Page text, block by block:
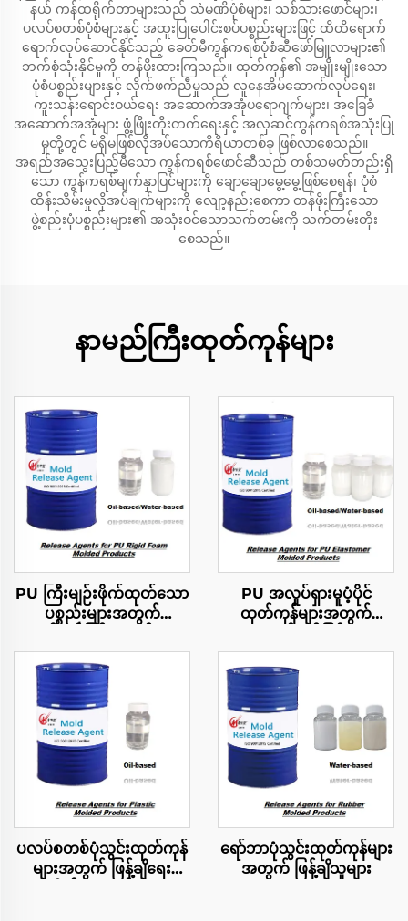
နယ် ကန်ထရိုက်တာများသည် သံမဏိပုံစံများ၊ သစ်သားဖောင်များ၊
ပလပ်စတစ်ပုံစံများနှင့် အထူးပြုပေါင်းစပ်ပစ္စည်းများဖြင့် ထိထိရောက်
ရောက်လုပ်ဆောင်နိုင်သည့် ခေတ်မီကွန်ကရစ်ပုံစံဆီဖော်မြူလာများ၏
ဘက်စုံသုံးနိုင်မှုကို တန်ဖိုးထားကြသည်။ ထုတ်ကုန်၏ အမျိုးမျိုးသော
ပုံစံပစ္စည်းများနှင့် လိုက်ဖက်ညီမှုသည် လူနေအိမ်ဆောက်လုပ်ရေး၊
ကူးသန်းရောင်းဝယ်ရေး အဆောက်အအုံပရောဂျက်များ၊ အခြေခံ
အဆောက်အအုံများ ဖွံ့ဖြိုးတိုးတက်ရေးနှင့် အလှဆင်ကွန်ကရစ်အသုံးပြု
မှုတို့တွင် မရှိမဖြစ်လိုအပ်သောကိရိယာတစ်ခု ဖြစ်လာစေသည်။
အရည်အသွေးပြည့်မီသော ကွန်ကရစ်ဖောင်ဆီသည် တစ်သမတ်တည်းရှိ
သော ကွန်ကရစ်မျက်နှာပြင်များကို ချောချောမွေ့မွေ့ဖြစ်စေရန်၊ ပုံစံ
ထိန်းသိမ်းမှုလိုအပ်ချက်များကို လျော့နည်းစေကာ တန်ဖိုးကြီးသော
ဖွဲ့စည်းပုံပစ္စည်းများ၏ အသုံးဝင်သောသက်တမ်းကို သက်တမ်းတိုး
စေသည်။
နာမည်ကြီးထုတ်ကုန်များ
PU ကြီးမျဉ်းဖိုက်ထုတ်သော
ပစ္စည်းများအတွက်
PU အလှုပ်ရှားမူပံ့ပိုင်
ထုတ်ကုန်များအတွက်
အစားအသောက်
ပလပ်စတစ်ပုံသွင်းထုတ်ကုန်
များအတွက် ဖြန့်ချိရေး
ရော်ဘာပုံသွင်းထုတ်ကုန်များ
အတွက် ဖြန့်ချိသူများ